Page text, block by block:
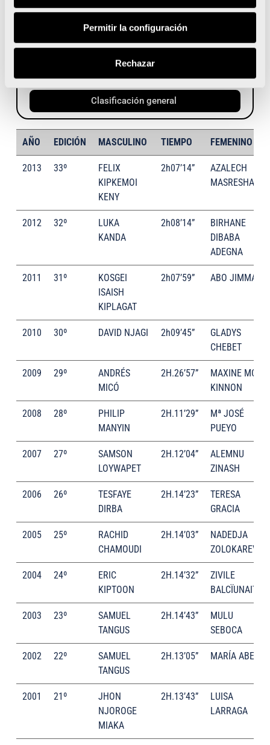
Permitir la configuración
Rechazar
♀ NAIGAMBO, BEATA
2:30:54
Clasificación general
AÑO EDICIÓN MASCULINO TIEMPO FEMENINO
2013 33º
FELIX
KIPKEMOI
KENY
2h07’14”
AZALECH
MASRESHA
2012 32º
LUKA
KANDA
2h08’14”
BIRHANE
DIBABA
ADEGNA
2011 31º
KOSGEI
ISAISH
KIPLAGAT
2h07’59” ABO JIMMA
2010 30º DAVID NJAGI 2h09’45”
GLADYS
CHEBET
2009 29º
ANDRÉS
MICÓ
2H.26’57”
MAXINE MC
KINNON
2008 28º
PHILIP
MANYIN
2H.11’29”
Mª JOSÉ
PUEYO
2007 27º
SAMSON
LOYWAPET
2H.12’04”
ALEMNU
ZINASH
2006 26º
TESFAYE
DIRBA
2H.14’23”
TERESA
GRACIA
2005 25º
RACHID
CHAMOUDI
2H.14’03”
NADEDJA
ZOLOKAREVA
2004 24º
ERIC
KIPTOON
2H.14’32”
ZIVILE
BALCÏUNAITE
2003 23º
SAMUEL
TANGUS
2H.14’43”
MULU
SEBOCA
2002 22º
SAMUEL
TANGUS
2H.13’05” MARÍA ABEL
2001 21º
JHON
NJOROGE
MIAKA
2H.13’43”
LUISA
LARRAGA